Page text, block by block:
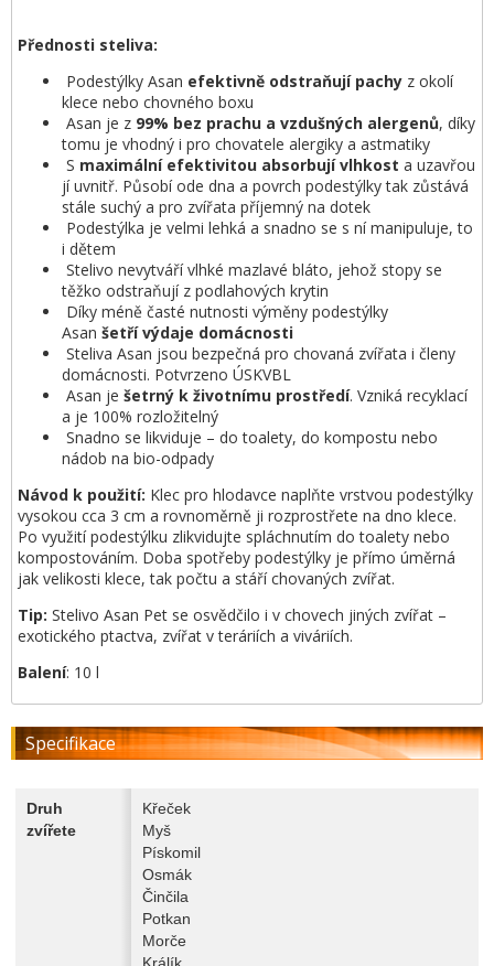
Přednosti steliva:
Podestýlky Asan efektivně odstraňují pachy z okolí
klece nebo chovného boxu
Asan je z 99% bez prachu a vzdušných alergenů, díky
tomu je vhodný i pro chovatele alergiky a astmatiky
S maximální efektivitou absorbují vlhkost a uzavřou
jí uvnitř. Působí ode dna a povrch podestýlky tak zůstává
stále suchý a pro zvířata příjemný na dotek
Podestýlka je velmi lehká a snadno se s ní manipuluje, to
i dětem
Stelivo nevytváří vlhké mazlavé bláto, jehož stopy se
těžko odstraňují z podlahových krytin
Díky méně časté nutnosti výměny podestýlky
Asan šetří výdaje domácnosti
Steliva Asan jsou bezpečná pro chovaná zvířata i členy
domácnosti. Potvrzeno ÚSKVBL
Asan je šetrný k životnímu prostředí. Vzniká recyklací
a je 100% rozložitelný
Snadno se likviduje – do toalety, do kompostu nebo
nádob na bio-odpady
Návod k použití: Klec pro hlodavce naplňte vrstvou podestýlky
vysokou cca 3 cm a rovnoměrně ji rozprostřete na dno klece.
Po využití podestýlku zlikvidujte spláchnutím do toalety nebo
kompostováním. Doba spotřeby podestýlky je přímo úměrná
jak velikosti klece, tak počtu a stáří chovaných zvířat.
Tip: Stelivo Asan Pet se osvědčilo i v chovech jiných zvířat –
exotického ptactva, zvířat v teráriích a viváriích.
Balení: 10 l
Specifikace
Druh
zvířete
Křeček
Myš
Pískomil
Osmák
Činčila
Potkan
Morče